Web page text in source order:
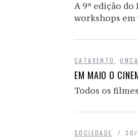
A 9ª edição
workshops
CATAVENTO ,
EM MAIO O
Todos os
SOCIEDADE